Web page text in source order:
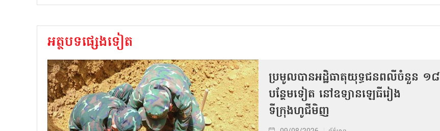
អត្ថបទផ្សេងទៀត
ប្រមូលបានអដ្ឋិធាតុយុទ្ធជនពលីចំនួន ១៨
បន្ថែមទៀត នៅឧទ្យានឡេធីរៀង
ទីក្រុងហូជីមិញ